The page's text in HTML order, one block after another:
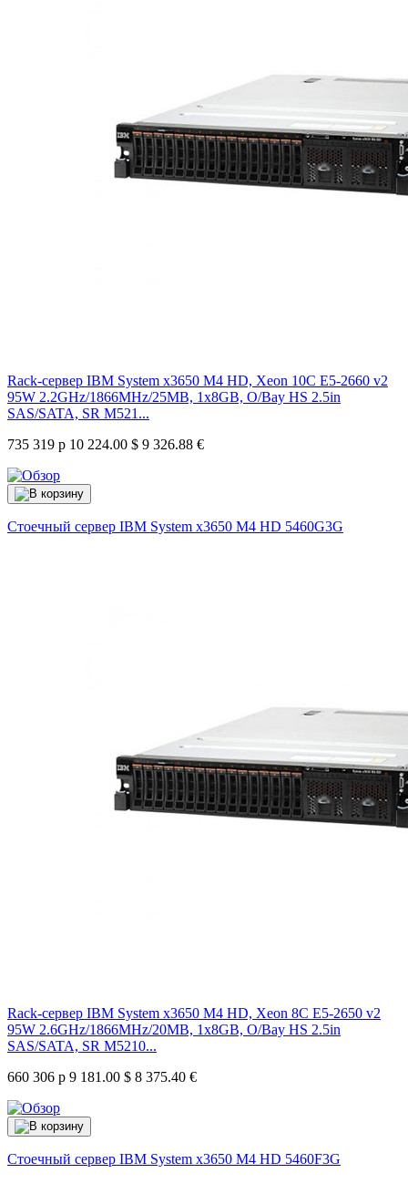
Rack-сервер IBM System x3650 M4 HD, Xeon 10C E5-2660 v2
95W 2.2GHz/1866MHz/25MB, 1x8GB, O/Bay HS 2.5in
SAS/SATA, SR M521...
735 319 р 10 224.00 $ 9 326.88 €
Стоечный сервер IBM System x3650 M4 HD 5460G3G
Rack-сервер IBM System x3650 M4 HD, Xeon 8C E5-2650 v2
95W 2.6GHz/1866MHz/20MB, 1x8GB, O/Bay HS 2.5in
SAS/SATA, SR M5210...
660 306 р 9 181.00 $ 8 375.40 €
Стоечный сервер IBM System x3650 M4 HD 5460F3G